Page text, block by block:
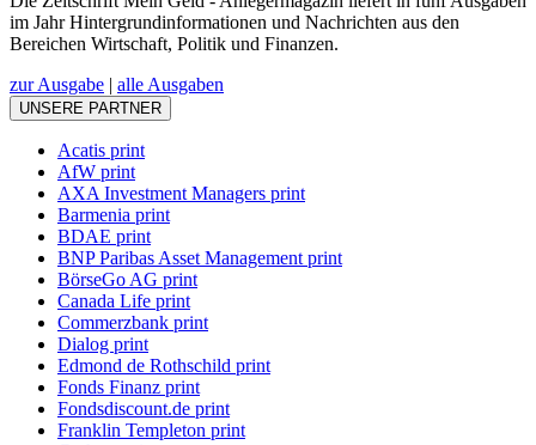
im Jahr Hintergrundinformationen und Nachrichten aus den
Bereichen Wirtschaft, Politik und Finanzen.
zur Ausgabe | alle Ausgaben
UNSERE PARTNER
Acatis print
AfW print
AXA Investment Managers print
Barmenia print
BDAE print
BNP Paribas Asset Management print
BörseGo AG print
Canada Life print
Commerzbank print
Dialog print
Edmond de Rothschild print
Fonds Finanz print
Fondsdiscount.de print
Franklin Templeton print